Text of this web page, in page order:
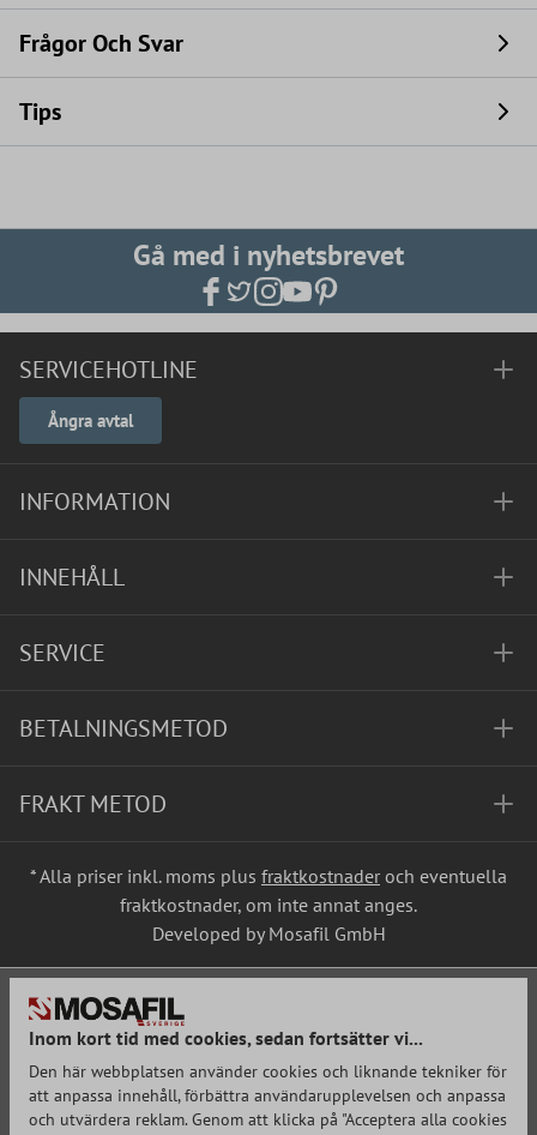
Frågor Och Svar
Tips
Gå med i nyhetsbrevet
SERVICEHOTLINE
Ångra avtal
INFORMATION
INNEHÅLL
SERVICE
BETALNINGSMETOD
FRAKT METOD
* Alla priser inkl. moms plus fraktkostnader och eventuella
fraktkostnader, om inte annat anges.
Developed by Mosafil GmbH
Inom kort tid med cookies, sedan fortsätter vi...
Den här webbplatsen använder cookies och liknande tekniker för
att anpassa innehåll, förbättra användarupplevelsen och anpassa
och utvärdera reklam. Genom att klicka på "Acceptera alla cookies